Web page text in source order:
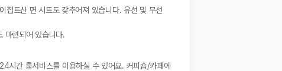
집트산 면 시트도 갖추어져 있습니다. 유선 및 무선
마련되어 있습니다.
간 룸서비스를 이용하실 수 있어요. 커피숍/카페에